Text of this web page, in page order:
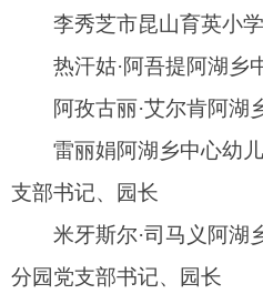
艾合买提·吾守尔上阿图什
陈琴上阿图什镇奥提亚克小
李小静上阿图什镇依克萨
冯丹上阿图什镇塔库提小
金慧萍上阿图什镇中心小学
热依汗古丽·玉苏甫上阿图
吴晶上阿图什镇中心幼儿园